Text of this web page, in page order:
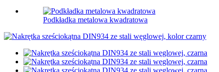
Podkładka metalowa kwadratowa